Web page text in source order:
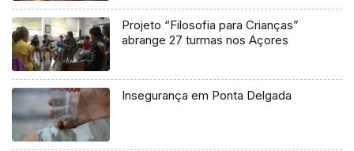
Projeto “Filosofia para Crianças”
abrange 27 turmas nos Açores
Insegurança em Ponta Delgada